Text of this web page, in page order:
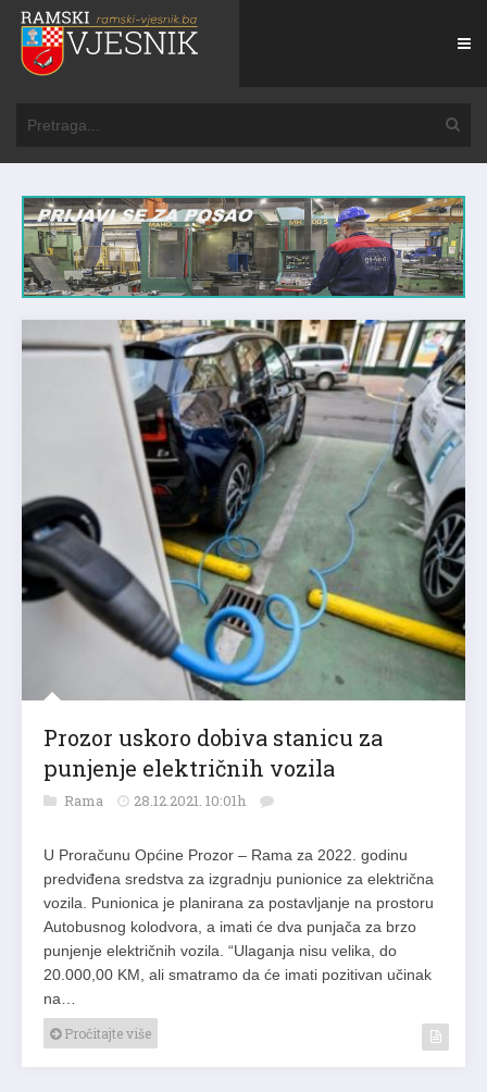
Prozor uskoro dobiva stanicu za
punjenje električnih vozila
Rama 28.12.2021. 10:01h
U Proračunu Općine Prozor – Rama za 2022. godinu
predviđena sredstva za izgradnju punionice za električna
vozila. Punionica je planirana za postavljanje na prostoru
Autobusnog kolodvora, a imati će dva punjača za brzo
punjenje električnih vozila. “Ulaganja nisu velika, do
20.000,00 KM, ali smatramo da će imati pozitivan učinak
na…
Pročitajte više